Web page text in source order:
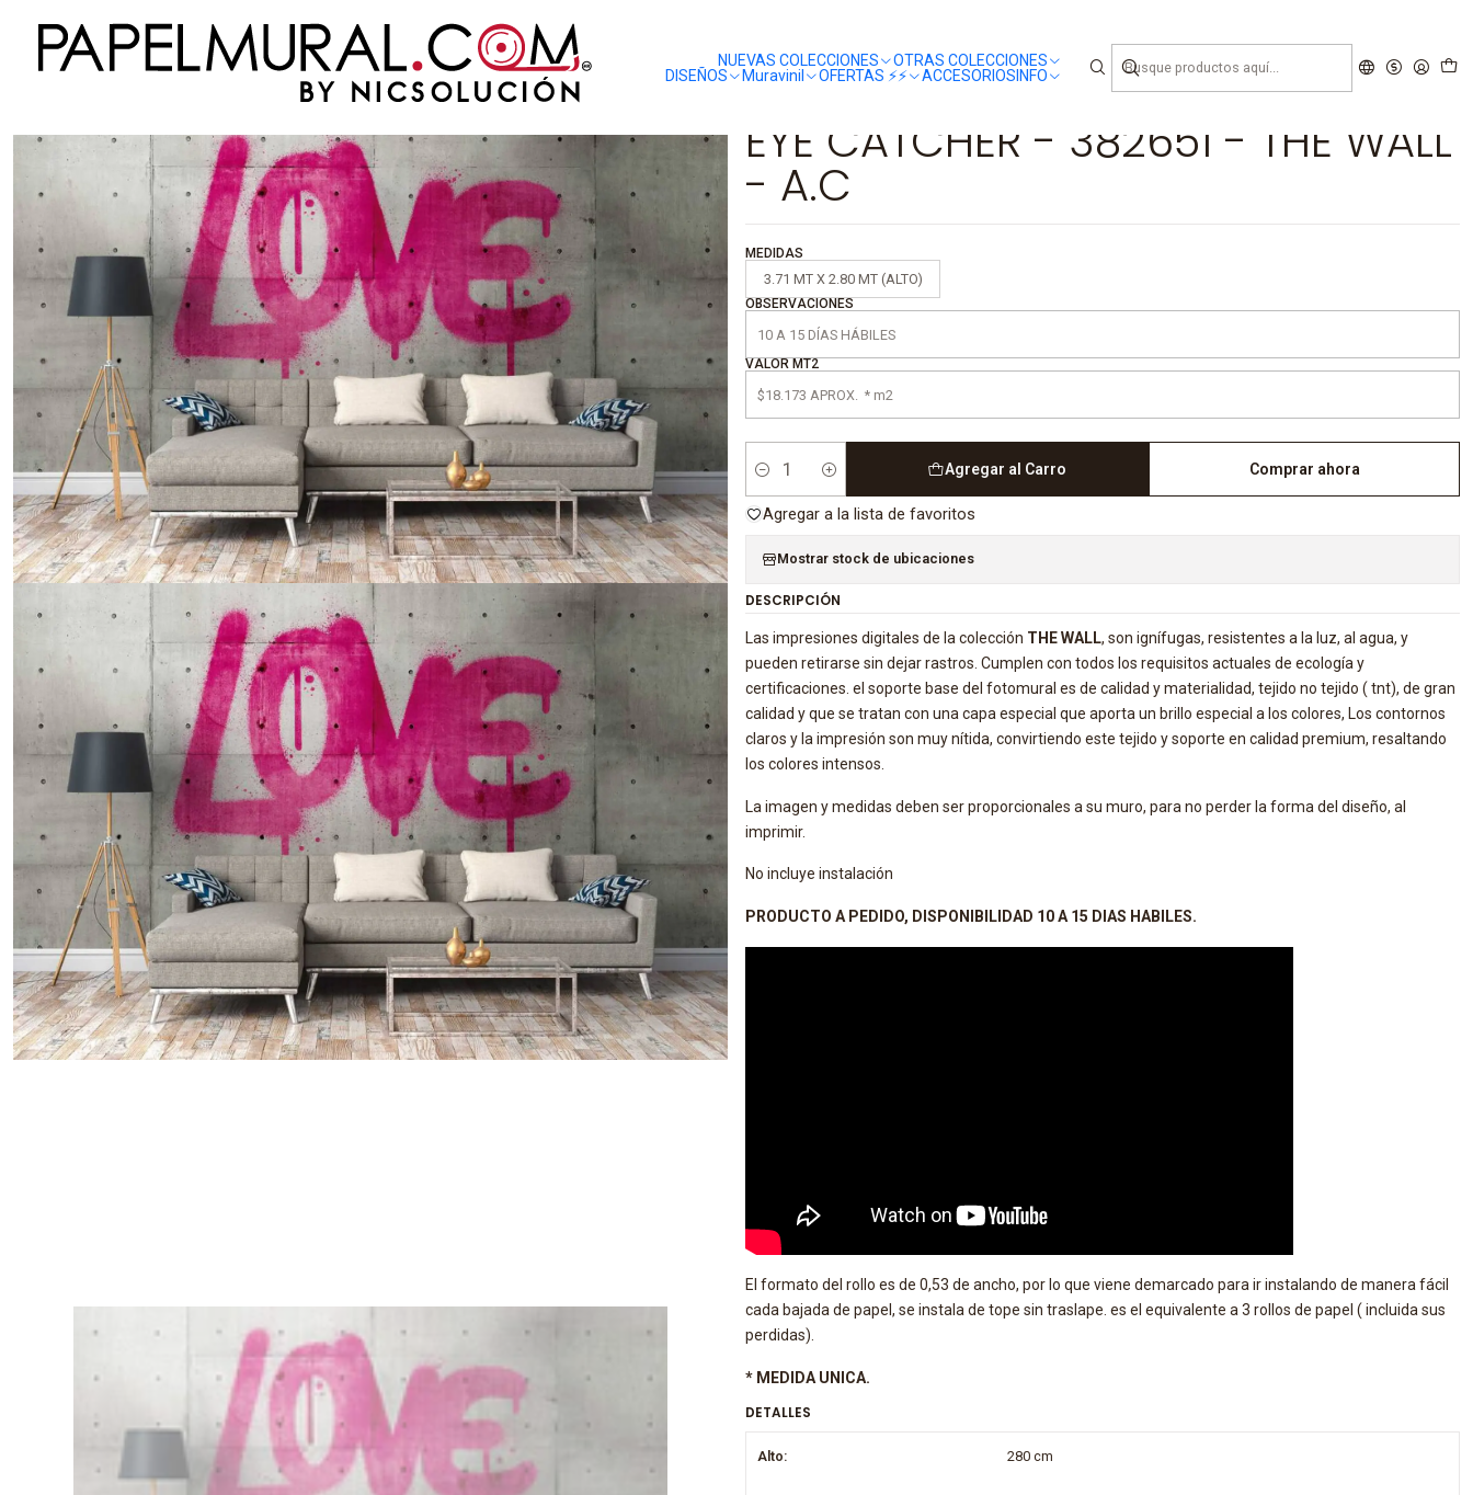
NUEVAS COLECCIONES
OTRAS COLECCIONES
DISEÑOS
Muravinil OFERTAS ⚡️⚡️ ACCESORIOSINFO
Inicio PAPEL MURAL FOTOMURALES THE WALL EYE CATCHER - 382651 - THE WALL - A.C
EYE CATCHER - 382651 - THE WALL
- A.C
MEDIDAS
3.71 MT X 2.80 MT (ALTO)
OBSERVACIONES
VALOR MT2
Cantidad
Agregar al Carro Comprar ahora
Agregar a la lista de favoritos
Mostrar stock de ubicaciones
DESCRIPCIÓN
Las impresiones digitales de la colección THE WALL, son ignífugas, resistentes a la luz, al agua, y
pueden retirarse sin dejar rastros. Cumplen con todos los requisitos actuales de ecología y
certificaciones. el soporte base del fotomural es de calidad y materialidad, tejido no tejido ( tnt), de gran
calidad y que se tratan con una capa especial que aporta un brillo especial a los colores, Los contornos
claros y la impresión son muy nítida, convirtiendo este tejido y soporte en calidad premium, resaltando
los colores intensos.
La imagen y medidas deben ser proporcionales a su muro, para no perder la forma del diseño, al
imprimir.
No incluye instalación
PRODUCTO A PEDIDO, DISPONIBILIDAD 10 A 15 DIAS HABILES.
El formato del rollo es de 0,53 de ancho, por lo que viene demarcado para ir instalando de manera fácil
cada bajada de papel, se instala de tope sin traslape. es el equivalente a 3 rollos de papel ( incluida sus
perdidas).
* MEDIDA UNICA.
DETALLES
Alto: 280 cm